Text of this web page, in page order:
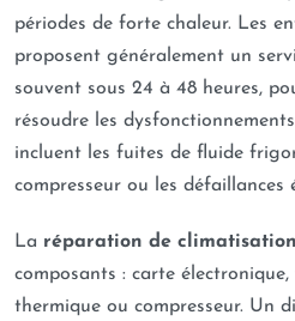
périodes de forte chaleur. Les
proposent généralement un
souvent sous 24 à 48 heures,
résoudre les
incluent les fuites de fluide
compresseur ou les défaillances
La réparation de climatisation
composants : carte
thermique ou compresseur. Un